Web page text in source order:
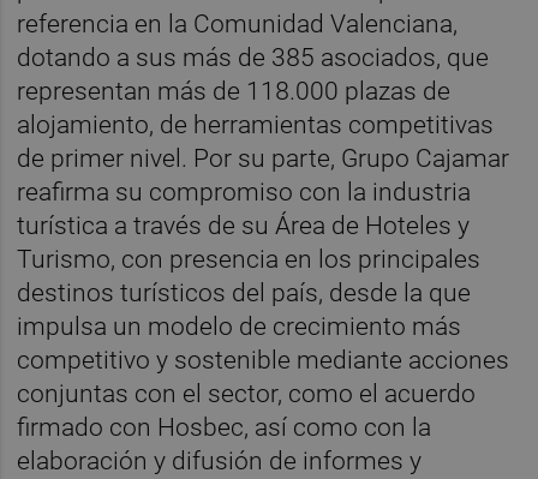
referencia en la Comunidad Valenciana,
dotando a sus más de 385 asociados, que
representan más de 118.000 plazas de
alojamiento, de herramientas competitivas
de primer nivel. Por su parte, Grupo Cajamar
reafirma su compromiso con la industria
turística a través de su Área de Hoteles y
Turismo, con presencia en los principales
destinos turísticos del país, desde la que
impulsa un modelo de crecimiento más
competitivo y sostenible mediante acciones
conjuntas con el sector, como el acuerdo
firmado con Hosbec, así como con la
elaboración y difusión de informes y